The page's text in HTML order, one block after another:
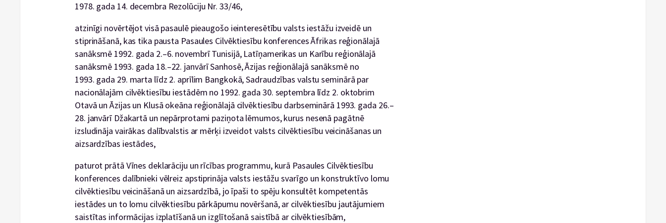
1978. gada 14. decembra Rezolūciju Nr. 33/46,
atzinīgi novērtējot visā pasaulē pieaugošo ieinteresētību valsts iestāžu izveidē un
stiprināšanā, kas tika pausta Pasaules Cilvēktiesību konferences Āfrikas reģionālajā
sanāksmē 1992. gada 2.–6. novembrī Tunisijā, Latīņamerikas un Karību reģionālajā
sanāksmē 1993. gada 18.–22. janvārī Sanhosē, Āzijas reģionālajā sanāksmē no
1993. gada 29. marta līdz 2. aprīlim Bangkokā, Sadraudzības valstu seminārā par
nacionālajām cilvēktiesību iestādēm no 1992. gada 30. septembra līdz 2. oktobrim
Otavā un Āzijas un Klusā okeāna reģionālajā cilvēktiesību darbseminārā 1993. gada 26.–
28. janvārī Džakartā un nepārprotami paziņota lēmumos, kurus nesenā pagātnē
izsludināja vairākas dalībvalstis ar mērķi izveidot valsts cilvēktiesību veicināšanas un
aizsardzības iestādes,
paturot prātā Vīnes deklarāciju un rīcības programmu, kurā Pasaules Cilvēktiesību
konferences dalībnieki vēlreiz apstiprināja valsts iestāžu svarīgo un konstruktīvo lomu
cilvēktiesību veicināšanā un aizsardzībā, jo īpaši to spēju konsultēt kompetentās
iestādes un to lomu cilvēktiesību pārkāpumu novēršanā, ar cilvēktiesību jautājumiem
saistītas informācijas izplatīšanā un izglītošanā saistībā ar cilvēktiesībām,